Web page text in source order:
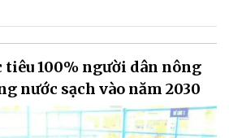
tiêu 100% người dân nông
nước sạch vào năm 2030